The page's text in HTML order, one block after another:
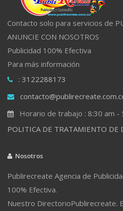
Contacto solo para servicios de
ANUNCIE CON NOSOTROS
Publicidad 100% Efectiva
Para más información
: 3122288173
Horario de trabajo : 8:30 am -
POLITICA DE TRATAMIENTO DE
Nosotros
Publirecreate Agencia de
100% Efectiva.
Nuestro DirectorioPublirecreate.